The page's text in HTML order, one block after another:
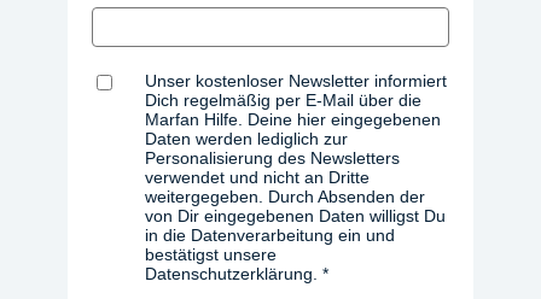
Unser kostenloser Newsletter informiert
Dich regelmäßig per E-Mail über die
Marfan Hilfe. Deine hier eingegebenen
Daten werden lediglich zur
Personalisierung des Newsletters
verwendet und nicht an Dritte
weitergegeben. Durch Absenden der
von Dir eingegebenen Daten willigst Du
in die Datenverarbeitung ein und
bestätigst unsere
Datenschutzerklärung.